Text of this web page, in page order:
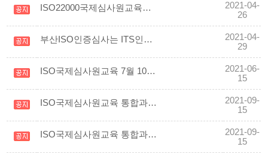
ISO22000국제심사원교육을 하였습니다.
2021-04-
26
부산ISO인증심사는 ITS인증원부산입니다
2021-04-
29
ISO국제심사원교육 7월 10~24일(주말과정) 개강입니다
2021-06-
15
ISO국제심사원교육 통합과정이 10월 2일부터 4주간 주말교육 시작합니다
2021-09-
15
ISO국제심사원교육 통합과정 ISO9001/ISO14001/ISO45001/ISO19011 교육
2021-09-
15